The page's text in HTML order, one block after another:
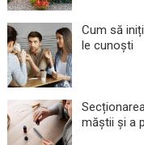
Cum să
le cunoști
măștii și a